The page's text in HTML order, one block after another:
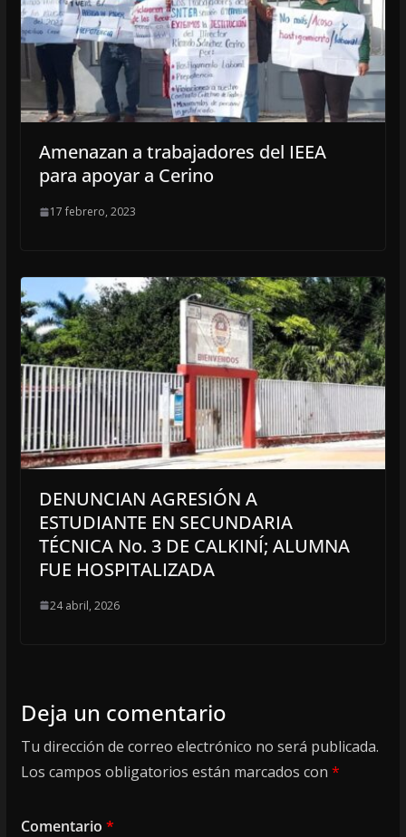
Amenazan a trabajadores del IEEA
para apoyar a Cerino
17 febrero, 2023
DENUNCIAN AGRESIÓN A
ESTUDIANTE EN SECUNDARIA
TÉCNICA No. 3 DE CALKINÍ; ALUMNA
FUE HOSPITALIZADA
24 abril, 2026
Deja un comentario
Tu dirección de correo electrónico no será publicada.
Los campos obligatorios están marcados con *
Comentario *